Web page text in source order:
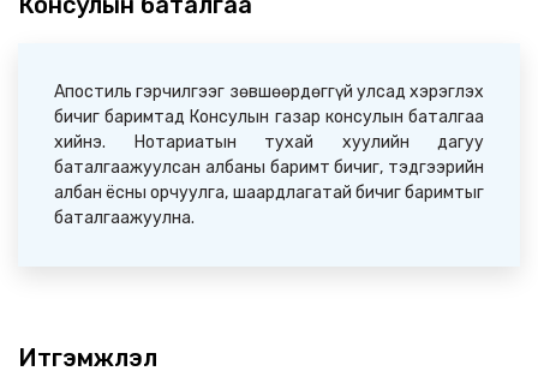
Апостиль гэрчилгээг зөвшөөрдөггүй улсад хэрэглэх
бичиг баримтад Консулын газар консулын баталгаа
хийнэ. Нотариатын тухай хуулийн дагуу
баталгаажуулсан албаны баримт бичиг, тэдгээрийн
албан ёсны орчуулга, шаардлагатай бичиг баримтыг
баталгаажуулна.
Итгэмжлэл